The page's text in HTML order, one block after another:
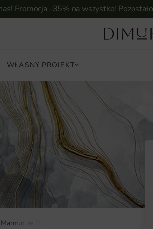
Promocja -35% na wszystko! Pozostało
WŁASNY PROJEKT
ze Złotymi Liniami